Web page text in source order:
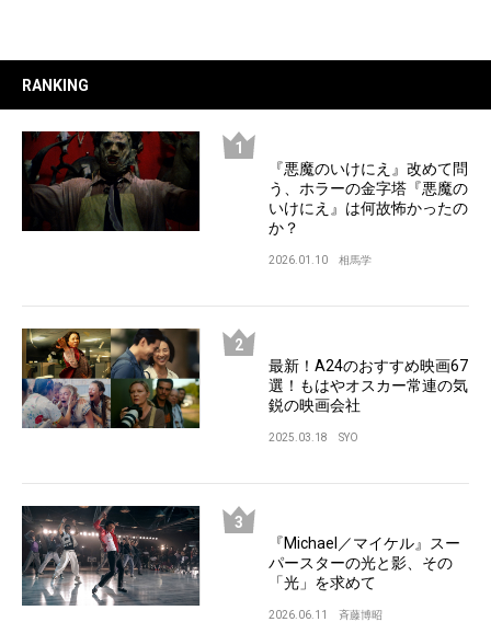
RANKING
『悪魔のいけにえ』改めて問
う、ホラーの金字塔『悪魔の
いけにえ』は何故怖かったの
か？
2026.01.10 相馬学
最新！A24のおすすめ映画67
選！もはやオスカー常連の気
鋭の映画会社
2025.03.18 SYO
『Michael／マイケル』スー
パースターの光と影、その
「光」を求めて
2026.06.11 斉藤博昭